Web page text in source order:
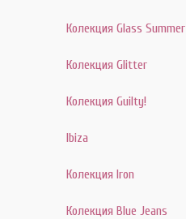
Колекция Glass Summer
Колекция Glitter
Колекция Guilty!
Ibiza
Колекция Iron
Колекция Blue Jeans